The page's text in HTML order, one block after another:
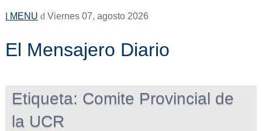
MENU Viernes 07, agosto 2026
El Mensajero Diario
Etiqueta: Comite Provincial de
la UCR